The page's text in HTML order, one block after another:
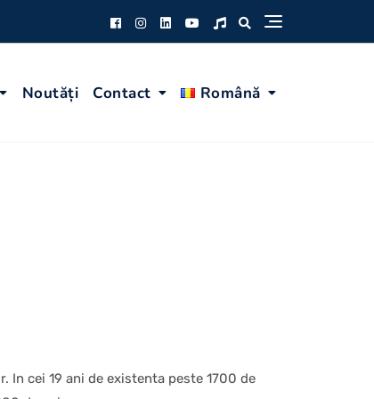
Noutăți Contact Română
cei 19 ani de existenta peste 1700 de